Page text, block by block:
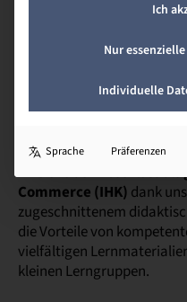
Was wir dir
Erreiche den Abschluss als
Commerce (IHK) dank
zugeschnittenem
die Vorteile von
vielfältigen
kleinen Lerngruppen.
Ich
Nur
Individuelle
Sprache Präferenzen